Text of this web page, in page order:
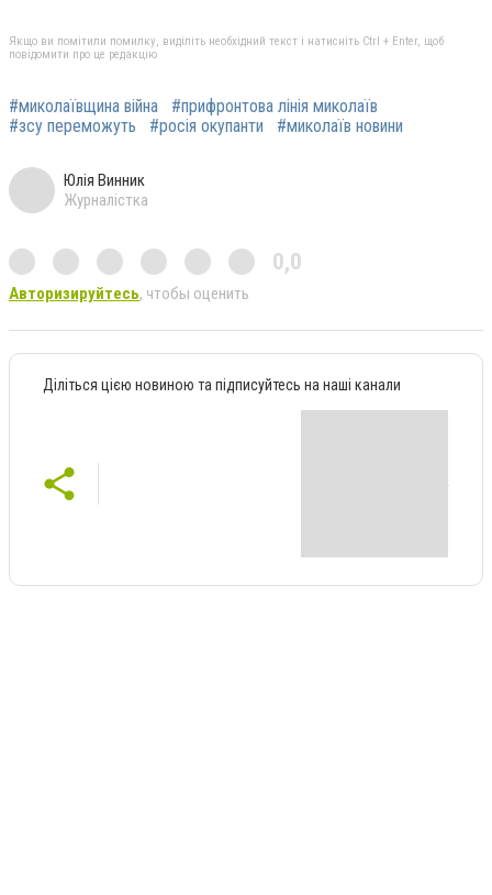
Якщо ви помітили помилку, виділіть необхідний текст і натисніть Ctrl + Enter, щоб
повідомити про це редакцію
#миколаївщина війна
#прифронтова лінія миколаїв
#зсу переможуть
#росія окупанти #миколаїв новини
Юлія Винник
Журналістка
0,0
Авторизируйтесь, чтобы оценить
Діліться цією новиною та підписуйтесь на наші канали